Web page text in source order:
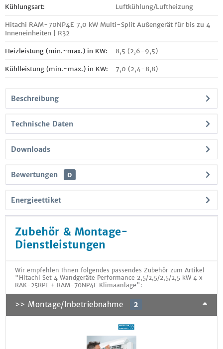
Kühlungsart: Luftkühlung/Luftheizung
Hitachi RAM-70NP4E 7,0 kW Multi-Split Außengerät für bis zu 4
Inneneinheiten | R32
Heizleistung (min.~max.) in KW: 8,5 (2,6-9,5)
Kühlleistung (min.~max.) in KW: 7,0 (2,4-8,8)
Beschreibung
Technische Daten
Downloads
Bewertungen 0
Energieettiket
Zubehör & Montage-
Dienstleistungen
Wir empfehlen Ihnen folgendes passendes Zubehör zum Artikel
"Hitachi Set 4 Wandgeräte Performance 2,5/2,5/2,5/2,5 kW 4 x
RAK-25RPE + RAM-70NP4E Klimaanlage":
>> Montage/Inbetriebnahme 2